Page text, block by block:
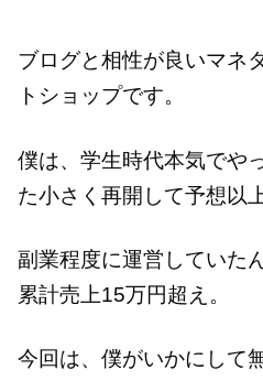
ブログと相性が良いマネ
トショップです。
僕は、学生時代本気でや
た小さく再開して予想以
副業程度に運営していた
累計売上15万円超え。
今回は、僕がいかにして